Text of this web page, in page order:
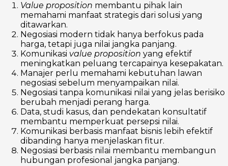
Value proposition membantu pihak lain
memahami manfaat strategis dari solusi yang
ditawarkan.
Negosiasi modern tidak hanya berfokus pada
harga, tetapi juga nilai jangka panjang.
Komunikasi value proposition yang efektif
meningkatkan peluang tercapainya kesepakatan.
Manajer perlu memahami kebutuhan lawan
negosiasi sebelum menyampaikan nilai.
Negosiasi tanpa komunikasi nilai yang jelas berisiko
berubah menjadi perang harga.
Data, studi kasus, dan pendekatan konsultatif
membantu memperkuat persepsi nilai.
Komunikasi berbasis manfaat bisnis lebih efektif
dibanding hanya menjelaskan fitur.
Negosiasi berbasis nilai membantu membangun
hubungan profesional jangka panjang.